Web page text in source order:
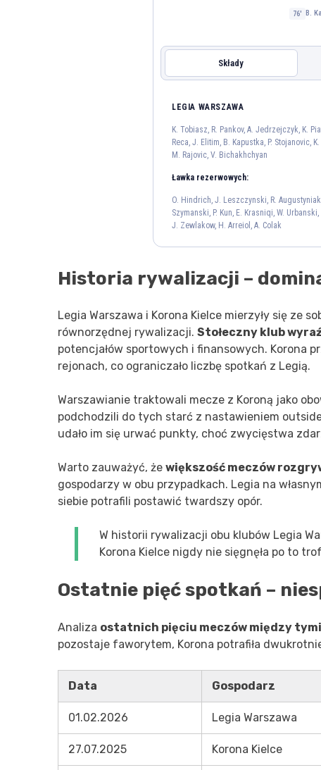
76' B.
Składy
KORONA KIELCE
R. Pankov
A. Reca
13
J.
5
3
K. Matuszewski T.
70
LEGIA WARSZAWA
K. Tobiasz, R. Pankov, A. Jedrzejczyk, K.
Reca, J. Elitim, B. Kapustka, P. Stojanovic,
M. Rajovic, V. Bichakhchyan
Ławka rezerwowych:
O. Hindrich, J. Leszczynski, R.
Szymanski, P. Kun, E. Krasniqi, W.
J. Zewlakow, H. Arreiol, A. Colak
Historia rywalizacji –
Legia Warszawa i Korona Kielce mierzyły się ze
równorzędnej rywalizacji. Stołeczny klub
potencjałów sportowych i finansowych. Korona
rejonach, co ograniczało liczbę spotkań z Legią.
Warszawianie traktowali mecze z Koroną jako
podchodzili do tych starć z nastawieniem
udało im się urwać punkty, choć zwycięstwa
Warto zauważyć, że większość meczów
gospodarzy w obu przypadkach. Legia na
siebie potrafili postawić twardszy opór.
W historii rywalizacji obu klubów Legia
Korona Kielce nigdy nie sięgnęła po to
Ostatnie pięć spotkań –
Analiza ostatnich pięciu meczów między
pozostaje faworytem, Korona potrafiła
Data Gospodarz
01.02.2026 Legia Warszawa
27.07.2025 Korona Kielce